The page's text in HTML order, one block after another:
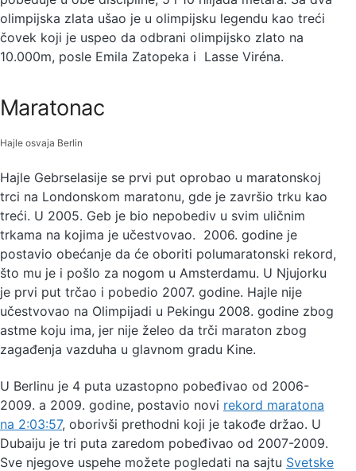
olimpijska zlata ušao je u olimpijsku legendu kao treći
čovek koji je uspeo da odbrani olimpijsko zlato na
10.000m, posle Emila Zatopeka i Lasse Viréna.
Maratonac
Hajle osvaja Berlin
Hajle Gebrselasije se prvi put oprobao u maratonskoj
trci na Londonskom maratonu, gde je završio trku kao
treći. U 2005. Geb je bio nepobediv u svim uličnim
trkama na kojima je učestvovao. 2006. godine je
postavio obećanje da će oboriti polumaratonski rekord,
što mu je i pošlo za nogom u Amsterdamu. U Njujorku
je prvi put trčao i pobedio 2007. godine. Hajle nije
učestvovao na Olimpijadi u Pekingu 2008. godine zbog
astme koju ima, jer nije želeo da trči maraton zbog
zagađenja vazduha u glavnom gradu Kine.
U Berlinu je 4 puta uzastopno pobeđivao od 2006-
2009. a 2009. godine, postavio novi rekord maratona
na 2:03:57, oborivši prethodni koji je takođe držao. U
Dubaiju je tri puta zaredom pobeđivao od 2007-2009.
Sve njegove uspehe možete pogledati na sajtu Svetske